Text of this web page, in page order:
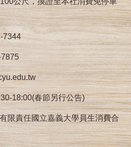
7344
18:00(春節另行公告)
限責任國立嘉義大學員生消費合